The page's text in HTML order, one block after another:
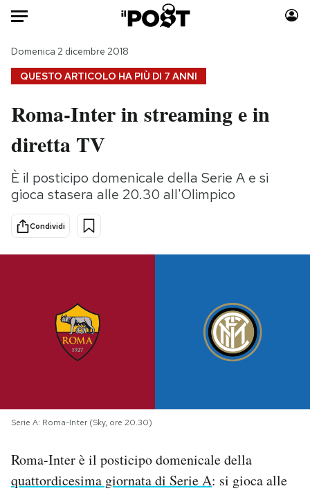
HOME
Italia
Politica
Tecnologia
Internet
Scienza
Cultura
Economia
Moda
Storie/Idee
Ok Boomer!
Altrecose
PODCAST
I MIEI PREFERITI
SHOP
QUESTO ARTICOLO HA PIÙ DI 7 ANNI
Domenica 2 dicembre 2018
Roma-Inter in streaming e in
diretta TV
È il posticipo domenicale della Serie A e si
gioca stasera alle 20.30 all'Olimpico
Condividi
Serie A: Roma-Inter (Sky, ore 20.30)
Roma-Inter è il posticipo domenicale della
quattordicesima giornata di Serie A: si gioca alle